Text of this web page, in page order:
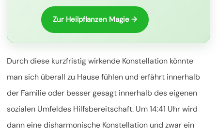
Zur Heilpflanzen Magie →
Durch diese kurzfristig wirkende Konstellation könnte
man sich überall zu Hause fühlen und erfährt innerhalb
der Familie oder besser gesagt innerhalb des eigenen
sozialen Umfeldes Hilfsbereitschaft. Um 14:41 Uhr wird
dann eine disharmonische Konstellation und zwar ein